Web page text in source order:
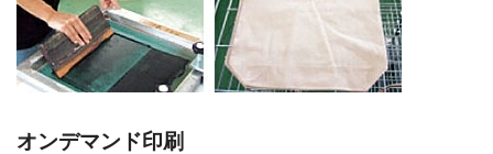
オンデマンド印刷